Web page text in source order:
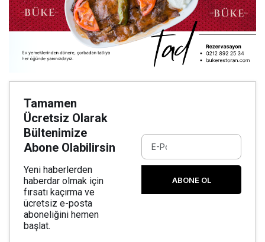
Tamamen
Ücretsiz Olarak
Bültenimize
Abone Olabilirsin
Yeni haberlerden
haberdar olmak için
fırsatı kaçırma ve
ücretsiz e-posta
aboneliğini hemen
başlat.
ABONE OL